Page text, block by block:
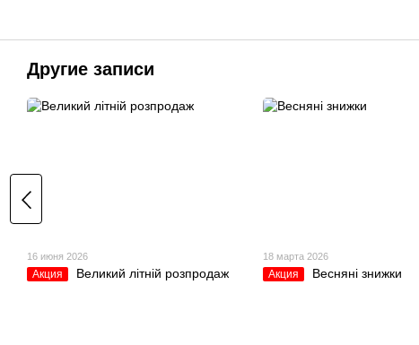
Другие записи
16 июня 2026
Акция Великий літній розпродаж
18 марта 2026
Акция Весняні знижки